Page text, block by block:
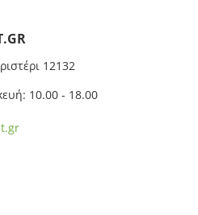
12132
10.00 - 18.00